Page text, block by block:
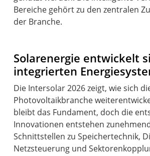
Bereiche gehört zu den zentralen
der Branche.
Solarenergie entwickelt
integrierten
Die Intersolar 2026 zeigt, wie sich
Photovoltaikbranche
bleibt das Fundament, doch die
Innovationen entstehen
Schnittstellen zu Speichertechnik,
Netzsteuerung und